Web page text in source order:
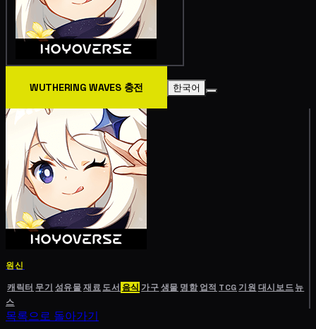
WUTHERING WAVES 충전 한국어
원신
캐릭터 무기 성유물재료도서 음식 가구생물 명함 업적 TCG기원 대시보드뉴
스
목록으로 돌아가기